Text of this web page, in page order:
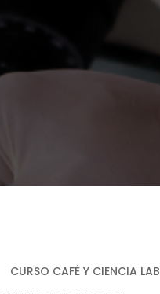
CURSO CAFÉ Y CIENCIA LAB